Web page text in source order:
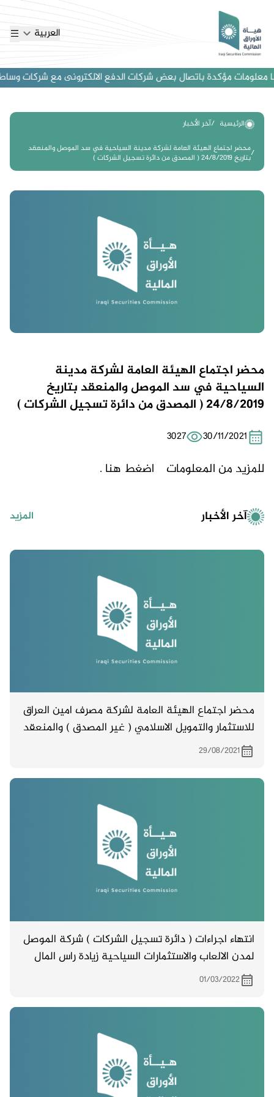
العربية
معلومات مؤكدة باتصال بعض شركات الدفع الالكترونى مع شركات وساطة
الرئيسية
آخر الأخبار
محضر اجتماع الهيئة العامة لشركة مدينة السياحية في سد الموصل والمنعقد
بتاريخ 24/8/2019 ( المصدق من دائرة تسجيل الشركات )
محضر اجتماع الهيئة العامة لشركة مدينة
السياحية في سد الموصل والمنعقد بتاريخ
24/8/2019 ( المصدق من دائرة تسجيل الشركات )
30/11/2021
3027
للمزيد من المعلومات اضغط هنا .
آخر الأخبار المزيد
محضر اجتماع الهيئة العامة لشركة مصرف امين العراق
للاستثمار والتمويل الاسلامي ( غير المصدق ) والمنعقد
بتاريخ 10/8/202129/08/2021
انتهاء اجراءات ( دائرة تسجيل الشركات ) شركة الموصل
لمدن الالعاب والاستثمارات السياحية زيادة راس المال
مليار وخمسمائة مليون دينار .
01/03/2022